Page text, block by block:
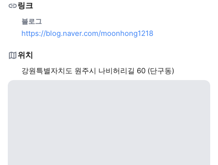
링크
블로그
https://blog.naver.com/moonhong1218
위치
강원특별자치도 원주시 나비허리길 60 (단구동)